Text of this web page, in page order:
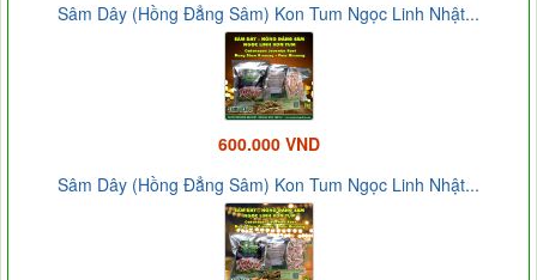
Sâm Dây (Hồng Đẳng Sâm) Kon Tum Ngọc Linh Nhật...
600.000 VND
Sâm Dây (Hồng Đẳng Sâm) Kon Tum Ngọc Linh Nhật...